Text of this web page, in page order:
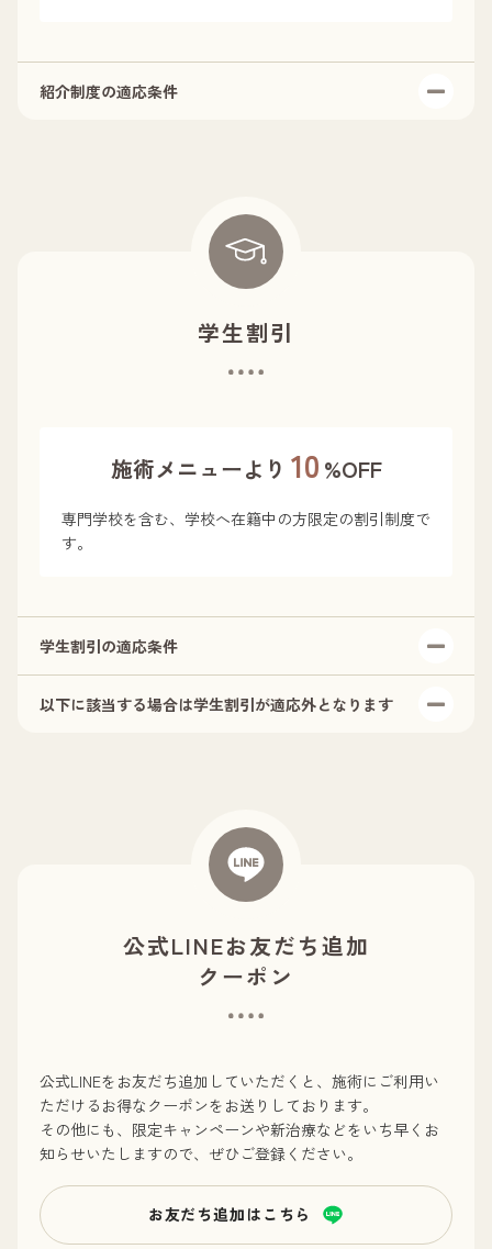
紹介制度の適応条件
被紹介者様に1万円以上の会計が発生した際に、双方に
CHINOWAポイントが5,000ずつ付与されます。
ポイントはご本人様に限り有効です。
ポイントの有効期限は、紹介ポイントの付与日または、
最終のお会計日から1年間です。
ポイントは物品購入／麻酔代／保証を使用した施術代／
学生割引
施術メニューより 10 %OFF
専門学校を含む、学校へ在籍中の方限定の割引制度で
す。
学生割引の適応条件
カウンセリング終了時までに、学生証のご提示をお願い
以下に該当する場合は学生割引が適応外となります
ター、キャンペーン、割引チケットなど)
物品購入／麻酔代／保証を使用した施術代／カウンセリ
ング料／診断書など各種書類／時間外手数料にはご利用
公式LINEお友だち追加
クーポン
公式LINEをお友だち追加していただくと、施術にご利用い
ただけるお得なクーポンをお送りしております。
その他にも、限定キャンペーンや新治療などをいち早くお
知らせいたしますので、ぜひご登録ください。
お友だち追加はこちら